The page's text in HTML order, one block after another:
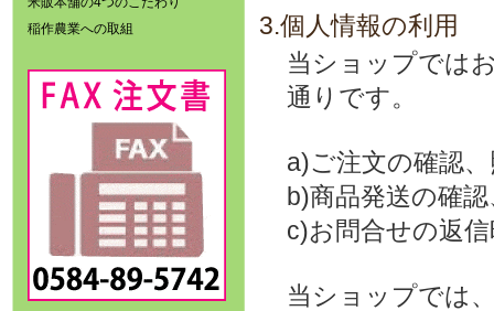
稲作農業への取組
3.個人情報の利用
当ショップでは
通りです。
a)ご注文の確認
b)商品発送の確
c)お問合せの返
当ショップでは